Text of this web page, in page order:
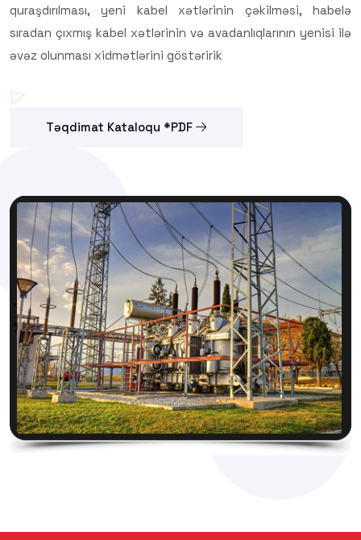
quraşdırılması, yeni kabel xətlərinin çəkilməsi, habelə
sıradan çıxmış kabel xətlərinin və avadanlıqlarının yenisi ilə
əvəz olunması xidmətlərini göstəririk
Təqdimat Kataloqu *PDF